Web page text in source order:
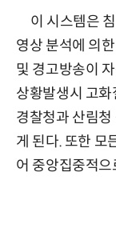
이 시스템은
영상 분석에 의
및 경고방송이
상황발생시 고
경찰청과 산림
게 된다. 또한 모
어 중앙집중적